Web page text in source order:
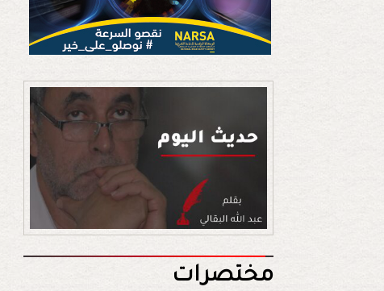
مختصرات